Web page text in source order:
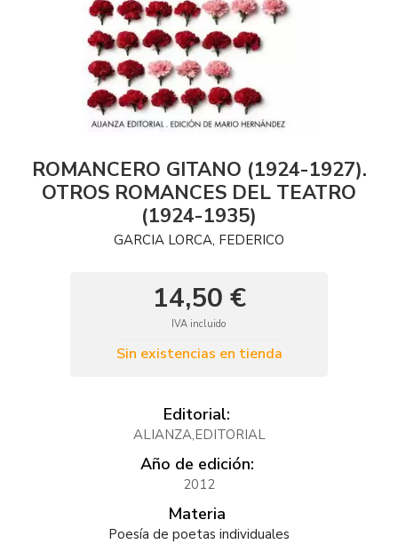
ROMANCERO GITANO (1924-1927).
OTROS ROMANCES DEL TEATRO
(1924-1935)
GARCIA LORCA, FEDERICO
14,50 €
IVA incluido
Sin existencias en tienda
Editorial:
ALIANZA,EDITORIAL
Año de edición:
2012
Materia
Poesía de poetas individuales